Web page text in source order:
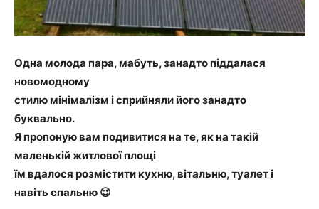
Одна молода пара, мабуть, занадто піддалася
новомодному
стилю мінімалізм і сприйняли його занадто
буквально.
Я пропоную вам подивитися на те, як на такій
маленькій житлової площі
їм вдалося розмістити кухню, вітальню, туалет і
навіть спальню 😉